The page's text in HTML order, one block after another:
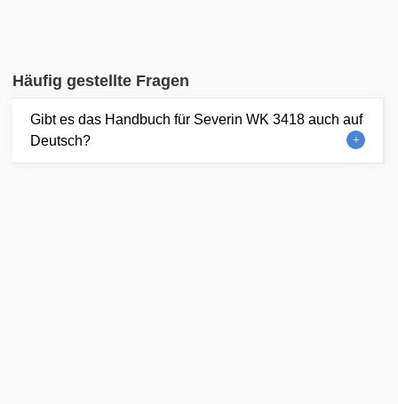
Häufig gestellte Fragen
Gibt es das Handbuch für Severin WK 3418 auch auf
Deutsch?